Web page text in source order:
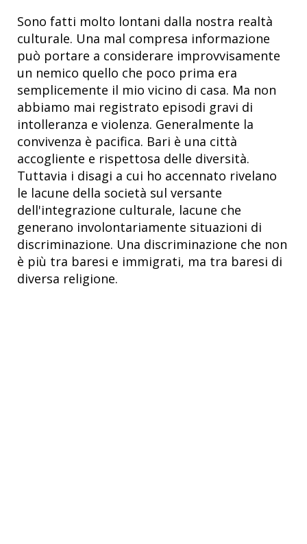
Sono fatti molto lontani dalla nostra realtà
culturale. Una mal compresa informazione
può portare a considerare improvvisamente
un nemico quello che poco prima era
semplicemente il mio vicino di casa. Ma non
abbiamo mai registrato episodi gravi di
intolleranza e violenza. Generalmente la
convivenza è pacifica. Bari è una città
accogliente e rispettosa delle diversità.
Tuttavia i disagi a cui ho accennato rivelano
le lacune della società sul versante
dell'integrazione culturale, lacune che
generano involontariamente situazioni di
discriminazione. Una discriminazione che non
è più tra baresi e immigrati, ma tra baresi di
diversa religione.